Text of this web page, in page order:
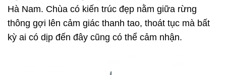
Hà Nam. Chùa có kiến trúc đẹp nằm giữa rừng
thông gợi lên cảm giác thanh tao, thoát tục mà bất
kỳ ai có dịp đến đây cũng có thể cảm nhận.